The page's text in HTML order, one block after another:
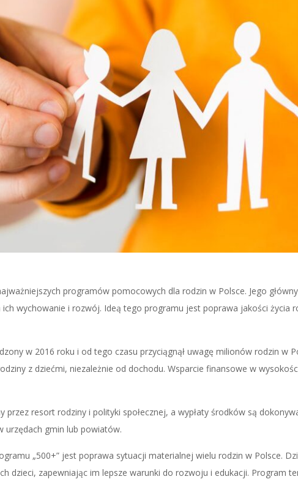
programów pomocowych dla rodzin w Polsce. Jego
wychowanie i rozwój. Ideą tego programu jest poprawa jakości życia
w 2016 roku i od tego czasu przyciągnął uwagę milionów rodzin w
z dziećmi, niezależnie od dochodu. Wsparcie finansowe w
przez resort rodziny i polityki społecznej, a wypłaty środków są
urzędach gmin lub powiatów.
„500+” jest poprawa sytuacji materialnej wielu rodzin w Polsce.
dzieci, zapewniając im lepsze warunki do rozwoju i edukacji. Program